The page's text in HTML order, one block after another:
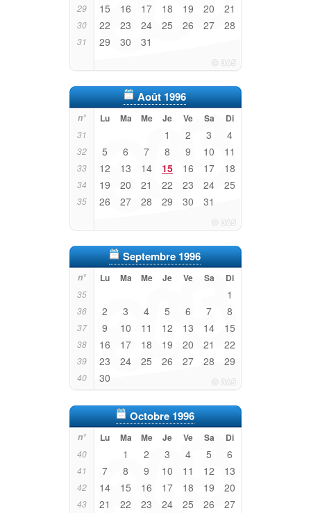
29 15 16 17 18 19 20 21
30 22 23 24 25 26 27 28
31 29 30 31
Août 1996
n° Lu Ma Me Je Ve Sa Di
31 1 2 3 4
32 5 6 7 8 9 10 11
33 12 13 14 15 16 17 18
34 19 20 21 22 23 24 25
35 26 27 28 29 30 31
Septembre 1996
n° Lu Ma Me Je Ve Sa Di
35 1
36 2 3 4 5 6 7 8
37 9 10 11 12 13 14 15
38 16 17 18 19 20 21 22
39 23 24 25 26 27 28 29
40 30
Octobre 1996
n° Lu Ma Me Je Ve Sa Di
40 1 2 3 4 5 6
41 7 8 9 10 11 12 13
42 14 15 16 17 18 19 20
43 21 22 23 24 25 26 27